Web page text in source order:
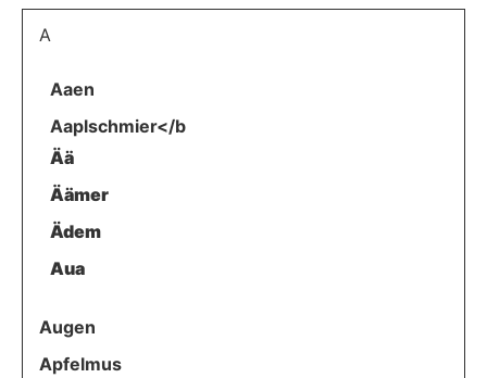
A
Aaen
Aaplschmier</b
Ää
Äämer
Ädem
Aua
Augen
Apfelmus